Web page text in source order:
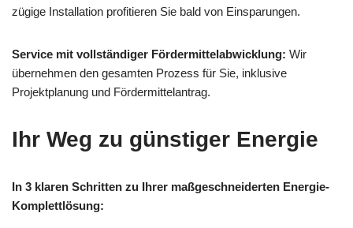
zügige Installation profitieren Sie bald von Einsparungen.
Service mit vollständiger Fördermittelabwicklung: Wir
übernehmen den gesamten Prozess für Sie, inklusive
Projektplanung und Fördermittelantrag.
Ihr Weg zu günstiger Energie
In 3 klaren Schritten zu Ihrer maßgeschneiderten Energie-
Komplettlösung: